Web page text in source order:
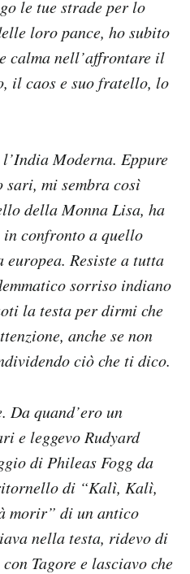
le tue strade per lo
loro pance, ho subito
calma nell’affrontare il
il caos e suo fratello, lo
Moderna. Eppure
mi sembra così
della Monna Lisa, ha
confronto a quello
Resiste a tutta
sorriso indiano
la testa per dirmi che
anche se non
ciò che ti dico.
Da quand’ero un
e leggevo Rudyard
di Phileas Fogg da
di “Kalì, Kalì,
morir” di un antico
nella testa, ridevo di
Tagore e lasciavo che